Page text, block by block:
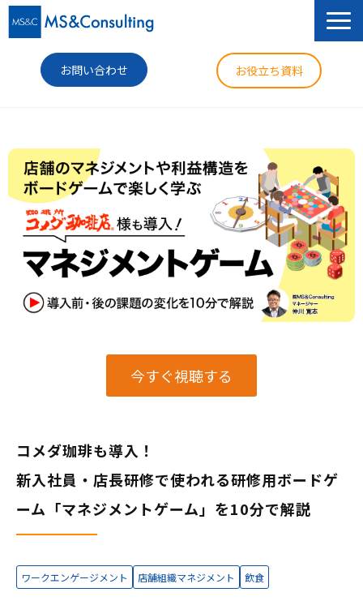
お問い合わせ お役立ち資料
セミナー
導入事例
コラム
ニュース
企業情報
今すぐ視聴する
コメダ珈琲も導入！
新入社員・店長研修で使われる研修用ボードゲ
ーム「マネジメントゲーム」を10分で解説
ワークエンゲージメント 店舗組織マネジメント 飲食